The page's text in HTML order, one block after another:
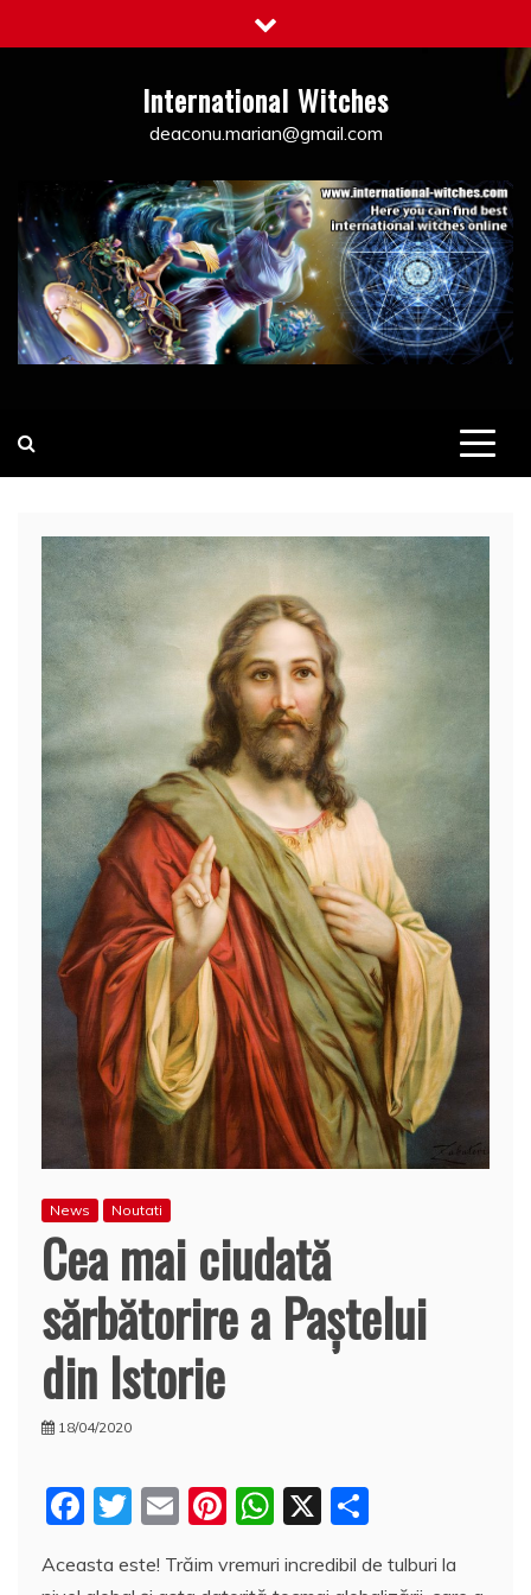
to
International Witches
deaconu.marian@gmail.com
News Noutati
Cea mai ciudată
sărbătorire a Paștelui
din Istorie
18/04/2020
F
c
T
itt
E
ai
Pi
er
W
at
X
rt
Aceasta este! Trăim vremuri incredibil de tulburi la